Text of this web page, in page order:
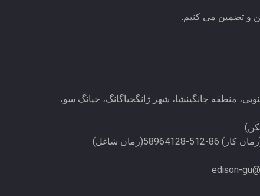
و تضمین می کنیم.
جنوبی، منطقه چانگینشا، شهر ژانگجیاگانگ، جیانگ سو،
edison-